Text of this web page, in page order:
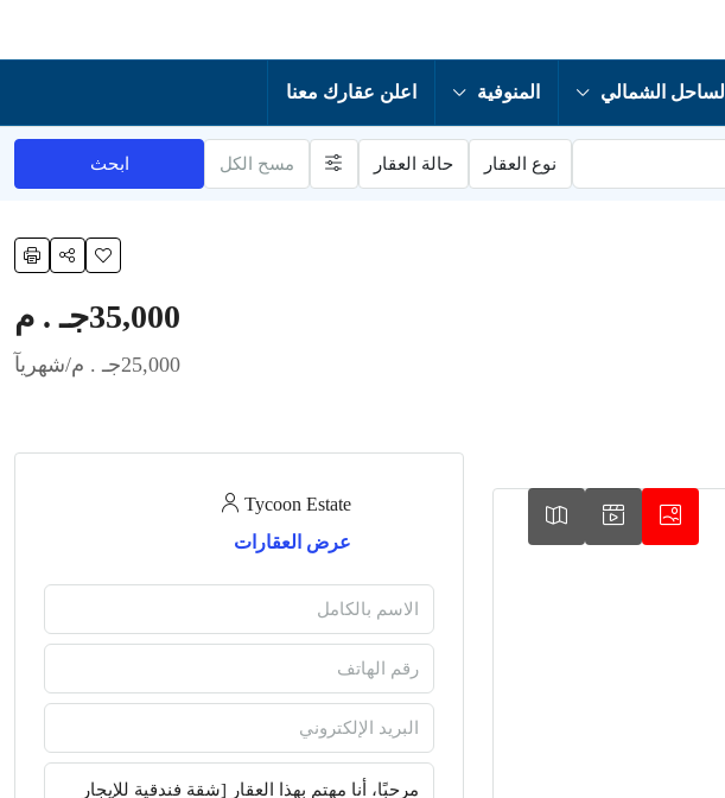
الساحل الشمالي المنوفية اعلن عقارك معنا
نوع العقار حالة العقار مسح الكل ابحث
35,000جـ . م
25,000جـ . م /شهريآ
Tycoon Estate
عرض العقارات